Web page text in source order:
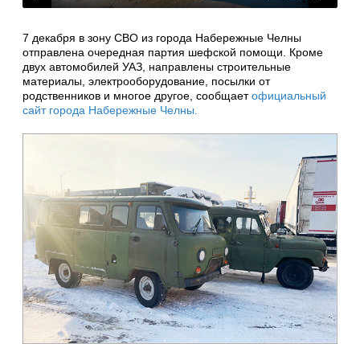
Play Mute Settings
PIP
Enter
7 декабря в зону СВО из города Набережные Челны
отправлена очередная партия шефской помощи. Кроме
двух автомобилей УАЗ, направлены строительные
материалы, электрооборудование, посылки от
родственников и многое другое, сообщаетофициальный
сайт города Набережные Челны.